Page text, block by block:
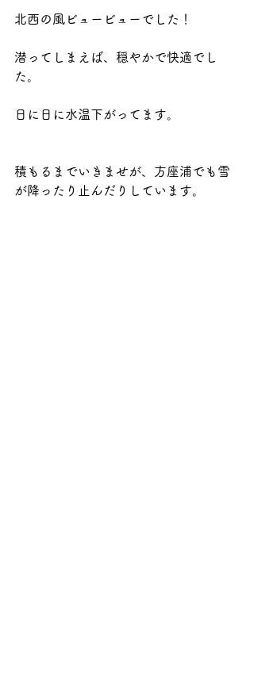
北西の風ビュービューでした！
潜ってしまえば、穏やかで快適でし
た。
日に日に水温下がってます。
積もるまでいきませが、方座浦でも雪
が降ったり止んだりしています。